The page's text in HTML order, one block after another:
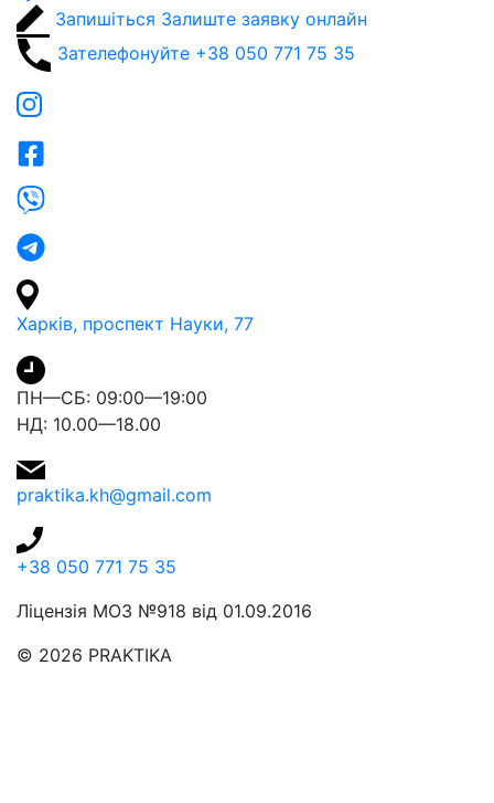
Запишіться Залиште заявку онлайн
Зателефонуйте +38 050 771 75 35
Харків, проспект Науки, 77
ПН—СБ: 09:00—19:00
НД: 10.00—18.00
praktika.kh@gmail.com
+38 050 771 75 35
Ліцензія МОЗ №918 від 01.09.2016
© 2026 PRAKTIKA